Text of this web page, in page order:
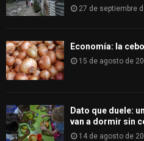
27 de septiembre
Economía: la
15 de agosto de
Dato que duele:
van a dormir sin
14 de agosto de